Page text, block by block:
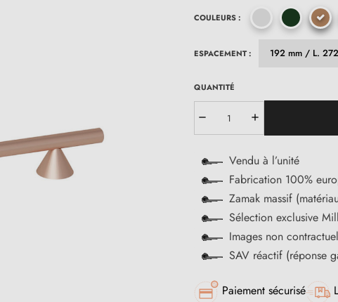
COULEURS :
ESPACEMENT :
QUANTITÉ
Vendu à l’unité
Fabrication 100%
Zamak massif
Sélection exclusive
Images non
SAV réactif (réponse
Paiement sécurisé